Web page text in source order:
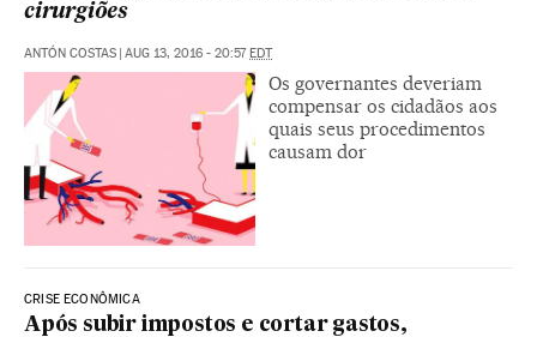
cirurgiões
ANTÓN COSTAS | AUG 13, 2016 - 20:57EDT
Os governantes deveriam
compensar os cidadãos aos
quais seus procedimentos
causam dor
CRISE ECONÔMICA
Após subir impostos e cortar gastos,